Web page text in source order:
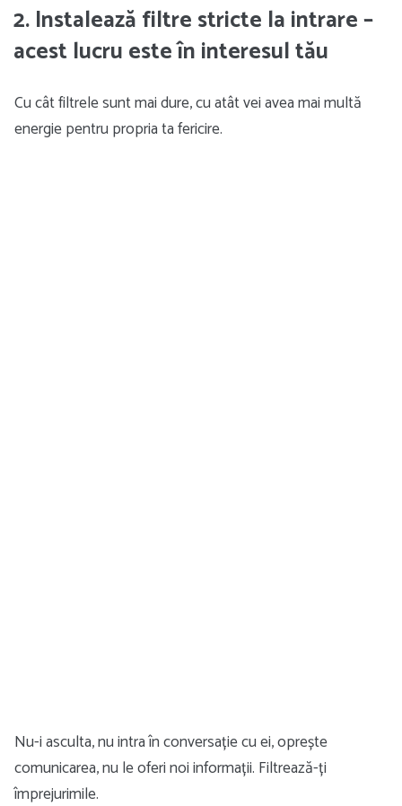
2. Instalează filtre stricte la intrare –
acest lucru este în interesul tău
Cu cât filtrele sunt mai dure, cu atât vei avea mai multă
energie pentru propria ta fericire.
Nu-i asculta, nu intra în conversație cu ei, oprește
comunicarea, nu le oferi noi informații. Filtrează-ți
împrejurimile.